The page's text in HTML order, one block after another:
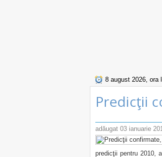
8 august 2026, ora
Predicţii
adăugat 03 ianuarie
predicţii pentru 2010,